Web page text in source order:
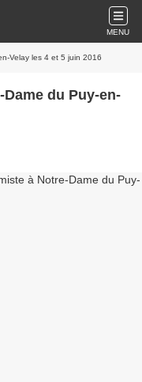
MENU
Velay les 4 et 5 juin 2016
du Puy-en-